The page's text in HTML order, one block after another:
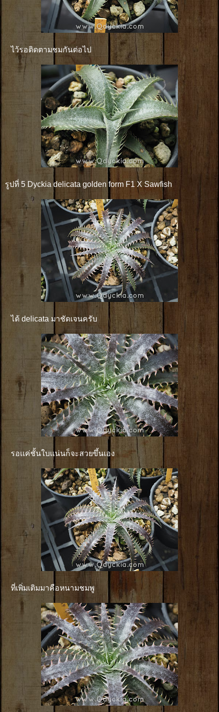
ไว้รอติดตามชมกันต่อไป
รูปที่ 5 Dyckia delicata golden form F1 X Sawfish
ได้ delicata มาชัดเจนครับ
รอเเค่ชั้นใบแน่นก็จะสวยขึ้นเอง
ที่เพิ่มเติมมาคือหนามชมพู